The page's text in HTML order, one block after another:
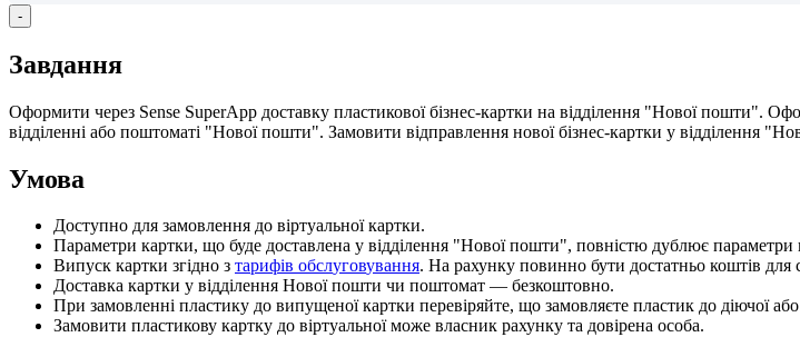
-
Завдання
Оформити через Sense SuperApp доставку пластикової бізнес-картки на відділення "Нової пошти". Офо
відділенні або поштоматі "Нової пошти". Замовити відправлення нової бізнес-картки у відділення "Но
Умова
Доступно для замовлення до віртуальної картки.
Параметри картки, що буде доставлена у відділення "Нової пошти", повністю дублює параметри
Випуск картки згідно з тарифів обслуговування. На рахунку повинно бути достатньо коштів для
Доставка картки у відділення Нової пошти чи поштомат — безкоштовно.
При замовленні пластику до випущеної картки перевіряйте, що замовляєте пластик до діючої або
Замовити пластикову картку до віртуальної може власник рахунку та довірена особа.